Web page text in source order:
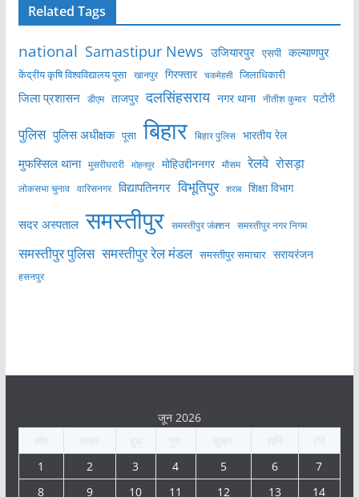
Related Tags
national Samastipur News उजियारपुर एसपी कल्याणपुर
केंद्रीय कृषि विश्वविद्यालय पूसा खानपुर गिरफ्तार चकमेहसी जिलाधिकारी
जिला प्रशासन डीएम ताजपुर दलसिंहसराय नगर थाना नीतीश कुमार पटोरी
पुलिस पुलिस अधीक्षक पूसा बिहार बिहार पुलिस भारतीय रेल
मुफस्सिल थाना मुसरीघरारी मोहनपुर मोहिउद्दीननगर मौसम रेलवे रोसड़ा
लोकसभा चुनाव वारिसनगर विद्यापतिनगर विभूतिपुर शराब शिक्षा विभाग
सदर अस्पताल समस्तीपुर समस्तीपुर जंक्शन समस्तीपुर नगर निगम
समस्तीपुर पुलिस समस्तीपुर रेल मंडल समस्तीपुर समाचार सरायरंजन
हसनपुर
जून 2026
1
2 3 4 5 6
7
8
9 10 11 12 13 14